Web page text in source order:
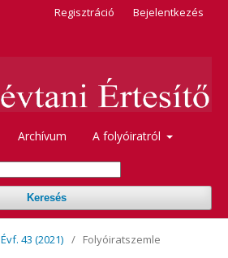
Archívum A folyóiratról
Keresés
Regisztráció Bejelentkezés
Évf. 43 (2021) / Folyóiratszemle